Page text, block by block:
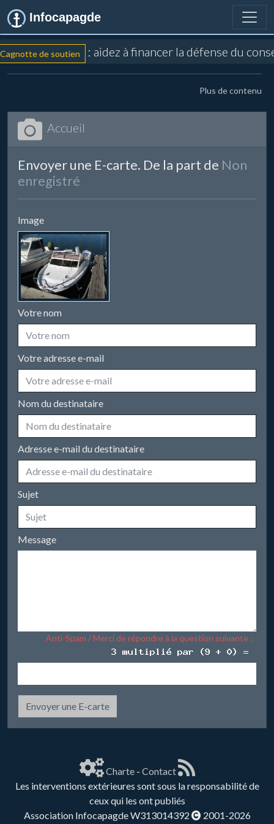
Infocapagde
de soutien : aidez à financer la défense du
Plus de contenu
Accueil
Envoyer une E-carte. De la part de Non
enregistré
Image
Votre nom
Votre adresse e-mail
Nom du destinataire
Adresse e-mail du destinataire
Sujet
Message
Anti-Spam / Merci de répondre à la question suivante :
Envoyer une E-carte
Charte- Contact
Les interventions extérieures sont sous la responsabilité de
ceux qui les ont publiés
Association Infocapagde W313014392
2001-2026